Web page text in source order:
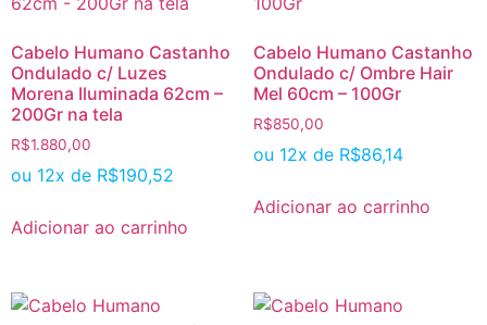
Cabelo Humano Castanho
Ondulado c/ Luzes
Morena Iluminada 62cm –
200Gr na tela
R$1.880,00
ou 12x de R$190,52
Adicionar ao carrinho
Cabelo Humano Castanho
Ondulado c/ Ombre Hair
Mel 60cm – 100Gr
R$850,00
ou 12x de R$86,14
Adicionar ao carrinho